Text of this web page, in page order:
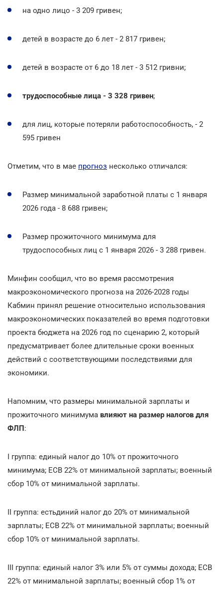
на одно лицо - 3 209 гривен;
детей в возрасте до 6 лет - 2 817 гривен;
детей в возрасте от 6 до 18 лет - 3 512 гривни;
трудоспособные лица - 3 328 гривен;
для лиц, которые потеряли работоспособность, - 2
595 гривен
Отметим, что в мае прогноз несколько отличался:
Размер минимальной заработной платы с 1 января
2026 года - 8 688 гривен;
Размер прожиточного минимума для
трудоспособных лиц с 1 января 2026 - 3 288 гривен.
Минфин сообщил, что во время рассмотрения
макроэкономического прогноза на 2026-2028 годы
Кабмин принял решение относительно использования
макроэкономических показателей во время подготовки
проекта бюджета на 2026 год по сценарию 2, который
предусматривает более длительные сроки военных
действий с соответствующими последствиями для
экономики.
Напомним, что размеры минимальной зарплаты и
прожиточного минимума влияют на размер налогов для
ФЛП:
I группа: единый налог до 10% от прожиточного
минимума; ЕСВ 22% от минимальной зарплаты; военный
сбор 10% от минимальной зарплаты.
II группа: естьдиний налог до 20% от минимальной
зарплаты; ЕСВ 22% от минимальной зарплаты; военный
сбор 10% от минимальной зарплаты.
III группа: единый налог 3% или 5% от суммы дохода; ЕСВ
22% от минимальной зарплаты; военный сбор 1% от